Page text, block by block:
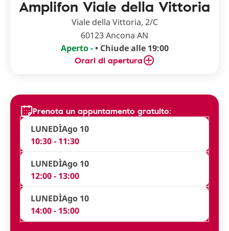
Amplifon Viale della Vittoria
Viale della Vittoria, 2/C
60123 Ancona AN
Aperto -• Chiude alle 19:00
Orari di apertura
Prenota un appuntamento gratuito:
LUNEDÌAgo 10
10:30 - 11:30
LUNEDÌAgo 10
12:00 - 13:00
LUNEDÌAgo 10
14:00 - 15:00